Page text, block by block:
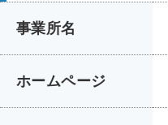
事業所名
ホームページ